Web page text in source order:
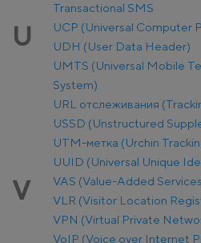
Transactional SMS
U
UCP (Universal Computer
UDH (User Data Header)
UMTS (Universal Mobile
System)
URL отслеживания
USSD (Unstructured
UTM-метка (Urchin
UUID (Universal Unique
V
VAS (Value-Added
VLR (Visitor Location
VPN (Virtual Private
VoIP (Voice over Internet